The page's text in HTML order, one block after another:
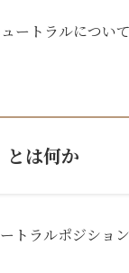
ートラルについ
とは何か
トラルポジショ